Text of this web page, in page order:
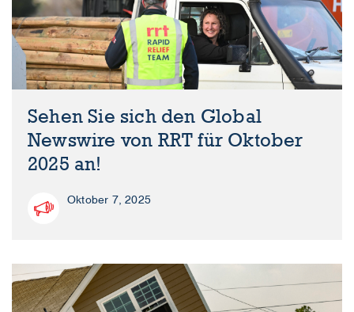
Sehen Sie sich den Global
Newswire von RRT für Oktober
2025 an!
Oktober 7, 2025